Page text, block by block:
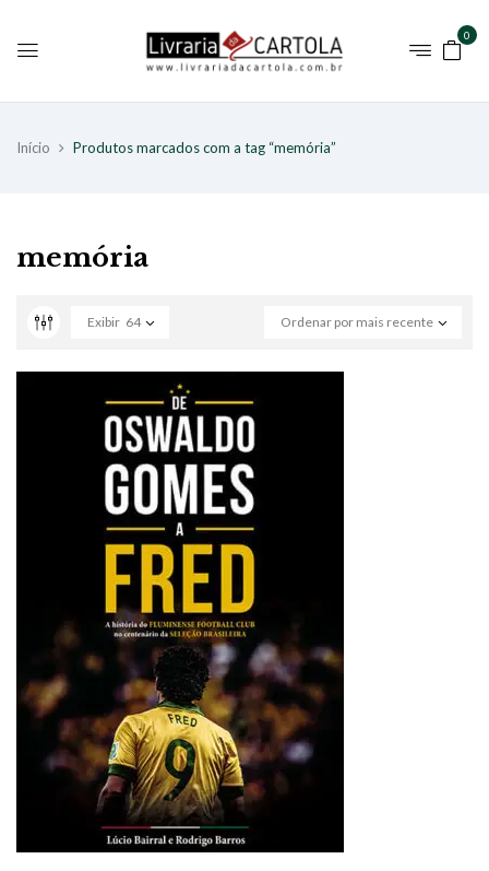
0
Início Produtos marcados com a tag “memória”
memória
Ordenar por mais recente
Exibir 64